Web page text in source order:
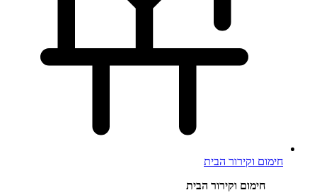
חימום וקירור הבית
חימום וקירור הבית